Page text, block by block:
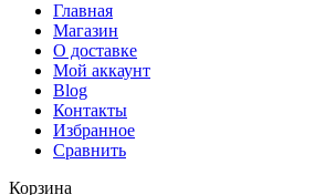
Главная
Магазин
О доставке
Мой аккаунт
Blog
Контакты
Избранное
Сравнить
Корзина